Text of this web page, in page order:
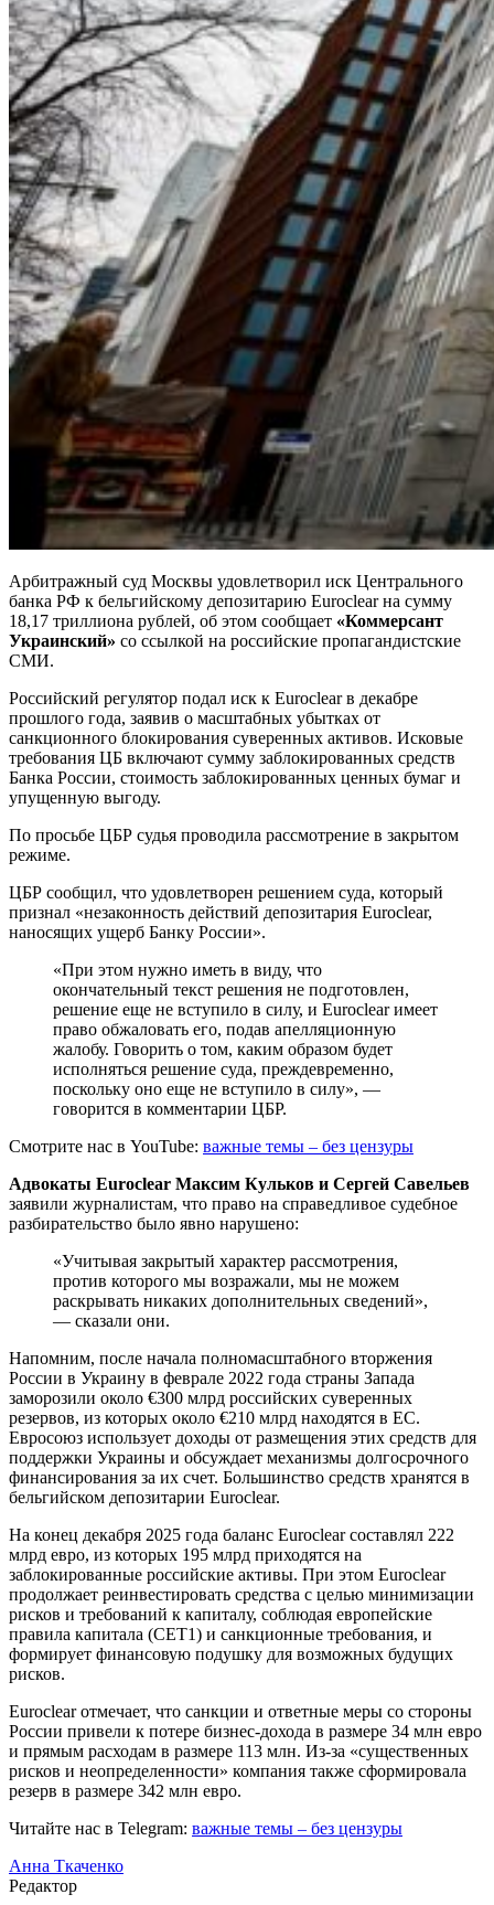
Арбитражный суд Москвы удовлетворил иск Центрального
банка РФ к бельгийскому депозитарию Euroclear на сумму
18,17 триллиона рублей, об этом сообщает «Коммерсант
Украинский» со ссылкой на российские пропагандистские
СМИ.
Российский регулятор подал иск к Euroclear в декабре
прошлого года, заявив о масштабных убытках от
санкционного блокирования суверенных активов. Исковые
требования ЦБ включают сумму заблокированных средств
Банка России, стоимость заблокированных ценных бумаг и
упущенную выгоду.
По просьбе ЦБР судья проводила рассмотрение в закрытом
режиме.
ЦБР сообщил, что удовлетворен решением суда, который
признал «незаконность действий депозитария Euroclear,
наносящих ущерб Банку России».
«При этом нужно иметь в виду, что
окончательный текст решения не подготовлен,
решение еще не вступило в силу, и Euroclear имеет
право обжаловать его, подав апелляционную
жалобу. Говорить о том, каким образом будет
исполняться решение суда, преждевременно,
поскольку оно еще не вступило в силу», —
говорится в комментарии ЦБР.
Смотрите нас в YouTube: важные темы – без цензуры
Адвокаты Euroclear Максим Кульков и Сергей Савельев
заявили журналистам, что право на справедливое судебное
разбирательство было явно нарушено:
«Учитывая закрытый характер рассмотрения,
против которого мы возражали, мы не можем
раскрывать никаких дополнительных сведений»,
— сказали они.
Напомним, после начала полномасштабного вторжения
России в Украину в феврале 2022 года страны Запада
заморозили около €300 млрд российских суверенных
резервов, из которых около €210 млрд находятся в ЕС.
Евросоюз использует доходы от размещения этих средств для
поддержки Украины и обсуждает механизмы долгосрочного
финансирования за их счет. Большинство средств хранятся в
бельгийском депозитарии Euroclear.
На конец декабря 2025 года баланс Euroclear составлял 222
млрд евро, из которых 195 млрд приходятся на
заблокированные российские активы. При этом Euroclear
продолжает реинвестировать средства с целью минимизации
рисков и требований к капиталу, соблюдая европейские
правила капитала (CET1) и санкционные требования, и
формирует финансовую подушку для возможных будущих
рисков.
Euroclear отмечает, что санкции и ответные меры со стороны
России привели к потере бизнес-дохода в размере 34 млн евро
и прямым расходам в размере 113 млн. Из-за «существенных
рисков и неопределенности» компания также сформировала
резерв в размере 342 млн евро.
Читайте нас в Telegram: важные темы – без цензуры
Анна Ткаченко
Редактор